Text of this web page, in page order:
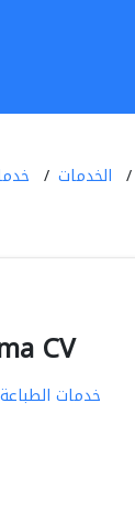
الخدمات
CV
خدمات الطباعة